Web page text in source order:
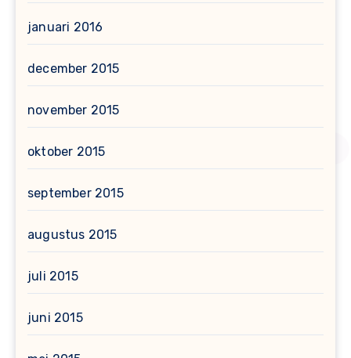
januari 2016
december 2015
november 2015
oktober 2015
september 2015
augustus 2015
juli 2015
juni 2015